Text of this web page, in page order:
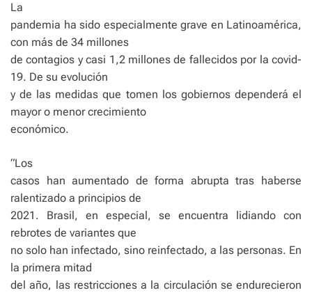
La
pandemia ha sido especialmente grave en Latinoamérica,
con más de 34 millones
de contagios y casi 1,2 millones de fallecidos por la covid-
19. De su evolución
y de las medidas que tomen los gobiernos dependerá el
mayor o menor crecimiento
económico.
“Los
casos han aumentado de forma abrupta tras haberse
ralentizado a principios de
2021. Brasil, en especial, se encuentra lidiando con
rebrotes de variantes que
no solo han infectado, sino reinfectado, a las personas. En
la primera mitad
del año, las restricciones a la circulación se endurecieron